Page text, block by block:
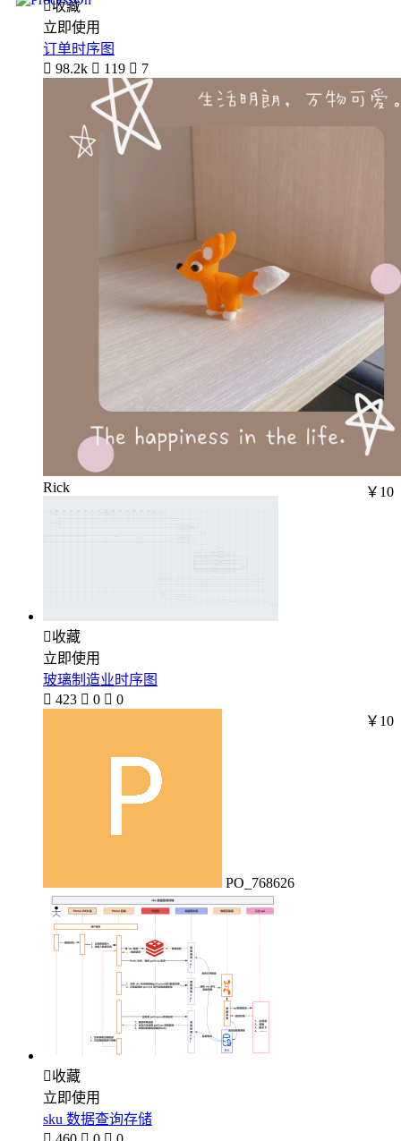
收藏
立即使用
订单时序图
 98.2k  119  7
Rick ￥10
收藏
立即使用
玻璃制造业时序图
 423  0  0
PO_768626
￥10
收藏
立即使用
sku 数据查询存储